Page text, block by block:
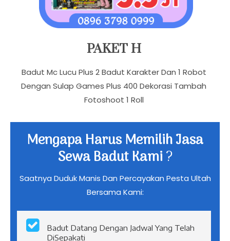
PAKET H
Badut Mc Lucu Plus 2 Badut Karakter Dan 1 Robot
Dengan Sulap Games Plus 400 Dekorasi Tambah
Fotoshoot 1 Roll
Mengapa Harus Memilih Jasa
Sewa Badut Kami?
Saatnya Duduk Manis Dan Percayakan Pesta Ultah
Bersama Kami: